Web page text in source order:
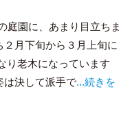
庭園に、あまり目立ちま
月下旬から３月上旬に
り老木になっています
は決して派手で...続きを